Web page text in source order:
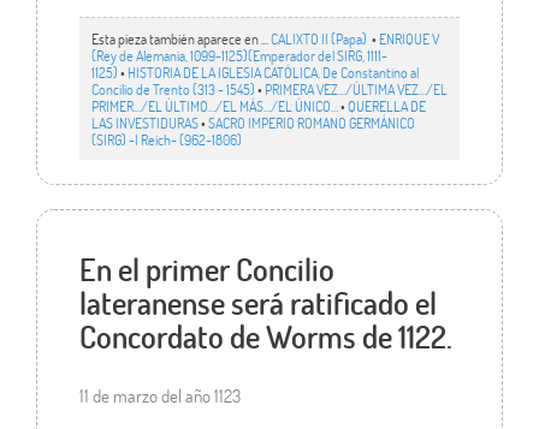
Esta pieza también aparece en ... CALIXTO II (Papa) • ENRIQUE V
(Rey de Alemania, 1099-1125)(Emperador del SIRG, 1111-
1125)• HISTORIA DE LA IGLESIA CATÓLICA. De Constantino al
Concilio de Trento (313 - 1545)• PRIMERA VEZ.../ÚLTIMA VEZ…/EL
PRIMER.../EL ÚLTIMO…/EL MÁS…/EL ÚNICO… •QUERELLA DE
LAS INVESTIDURAS•SACRO IMPERIO ROMANO GERMÁNICO
(SIRG) -I Reich- (962-1806)
En el primer Concilio
lateranense será ratificado el
Concordato de Worms de 1122.
11 de marzo del año 1123